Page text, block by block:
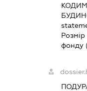
Розмір
фонду